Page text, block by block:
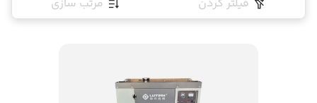
فیلتر کردن مرتب سازی